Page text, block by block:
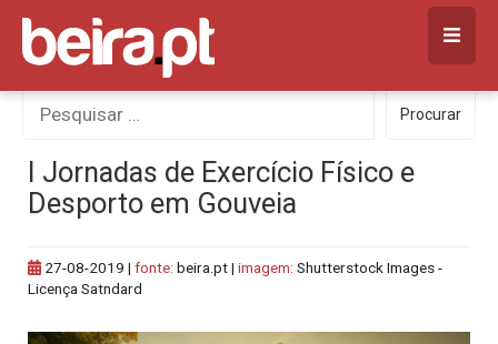
Skip
content
Procurar
por:
Procurar
I Jornadas de Exercício Físico e
Desporto em Gouveia
27-08-2019 | fonte: beira.pt | imagem: Shutterstock Images -
Licença Satndard